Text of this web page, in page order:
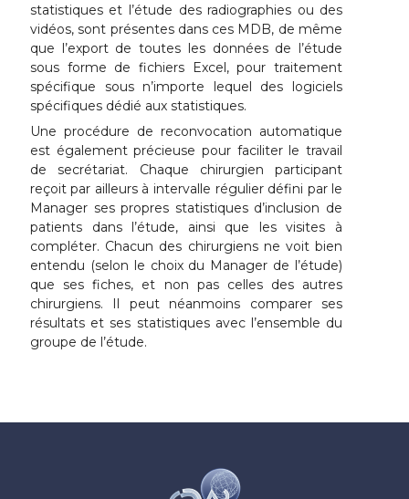
statistiques et l’étude des radiographies ou des
vidéos, sont présentes dans ces MDB, de même
que l’export de toutes les données de l’étude
sous forme de fichiers Excel, pour traitement
spécifique sous n’importe lequel des logiciels
spécifiques dédié aux statistiques.
Une procédure de reconvocation automatique
est également précieuse pour faciliter le travail
de secrétariat. Chaque chirurgien participant
reçoit par ailleurs à intervalle régulier défini par le
Manager ses propres statistiques d’inclusion de
patients dans l’étude, ainsi que les visites à
compléter. Chacun des chirurgiens ne voit bien
entendu (selon le choix du Manager de l’étude)
que ses fiches, et non pas celles des autres
chirurgiens. Il peut néanmoins comparer ses
résultats et ses statistiques avec l’ensemble du
groupe de l’étude.